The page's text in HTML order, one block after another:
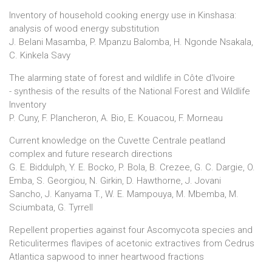
Inventory of household cooking energy use in Kinshasa:
analysis of wood energy substitution
J. Belani Masamba, P. Mpanzu Balomba, H. Ngonde Nsakala,
C. Kinkela Savy
The alarming state of forest and wildlife in Côte d'Ivoire
- synthesis of the results of the National Forest and Wildlife
Inventory
P. Cuny, F. Plancheron, A. Bio, E. Kouacou, F. Morneau
Current knowledge on the Cuvette Centrale peatland
complex and future research directions
G. E. Biddulph, Y. E. Bocko, P. Bola, B. Crezee, G. C. Dargie, O.
Emba, S. Georgiou, N. Girkin, D. Hawthorne, J. Jovani
Sancho, J. Kanyama T., W. E. Mampouya, M. Mbemba, M.
Sciumbata, G. Tyrrell
Repellent properties against four Ascomycota species and
Reticulitermes flavipes of acetonic extractives from Cedrus
Atlantica sapwood to inner heartwood fractions